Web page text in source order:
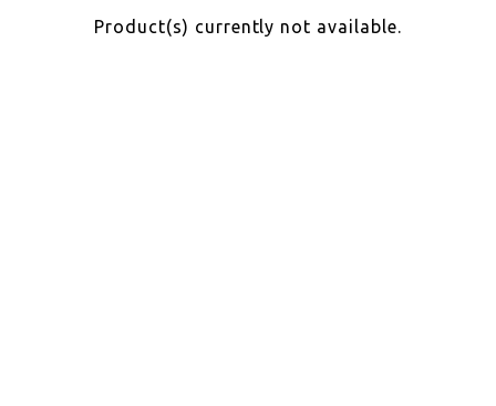
Product(s) currently not available.